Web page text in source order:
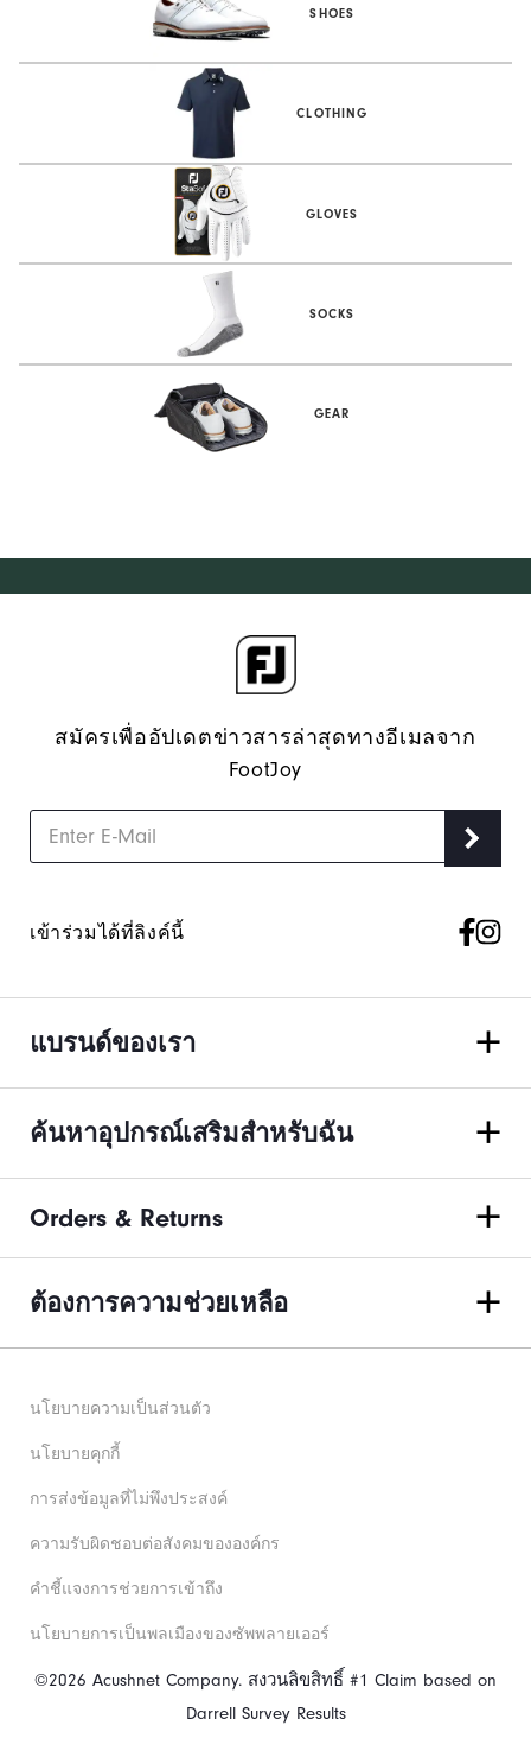
SHOES
CLOTHING
GLOVES
SOCKS
GEAR
สมัครเพื่ออัปเดตข่าวสารล่าสุดทางอีเมลจาก
FootJoy
เข้าร่วมได้ที่ลิงค์นี้
แบรนด์ของเรา
ค้นหาอุปกรณ์เสริมสำหรับฉัน
Orders & Returns
ต้องการความช่วยเหลือ
©2026 Acushnet Company. สงวนลิขสิทธิ์ #1 Claim based on
Darrell Survey Results
นโยบายความเป็นส่วนตัว
นโยบายคุกกี้
การส่งข้อมูลที่ไม่พึงประสงค์
ความรับผิดชอบต่อสังคมขององค์กร
คําชี้แจงการช่วยการเข้าถึง
นโยบายการเป็นพลเมืองของซัพพลายเออร์